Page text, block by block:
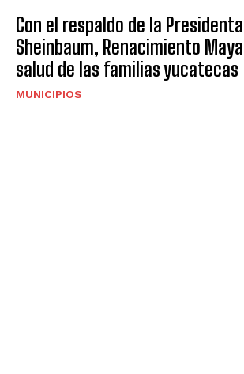
Con el respaldo de la
Sheinbaum, Renacimiento
salud de las familias yucatecas
MUNICIPIOS